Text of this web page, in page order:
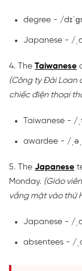
degree - /
Japanese - /
4. The Taiwanese
(Công ty Đài Loan
chiếc điện thoại
Taiwanese - /
awardee - /
5. The Japanese
Monday. (Giáo
vắng mặt vào thứ
Japanese - /
absentees - /